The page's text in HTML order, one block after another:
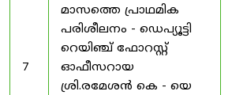
7
മാസത്തെ പ്രാഥമിക
പരിശീലനം - ഡെപ്യൂട്ടി
റെയിഞ്ച് ഫോറസ്റ്റ്
ഓഫീസറായ
ശ്രി.രമേശൻ കെ - യെ